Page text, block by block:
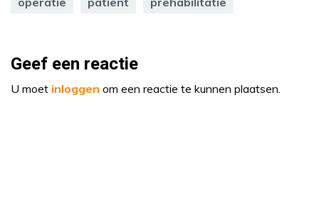
Geef een reactie
U moet inloggen om een reactie te kunnen plaatsen.